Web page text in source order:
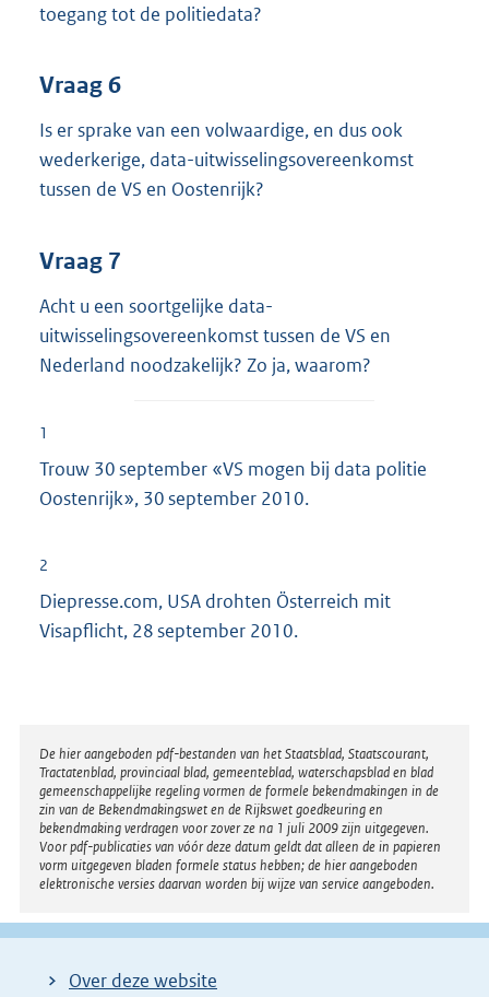
toegang tot de politiedata?
Vraag 6
Is er sprake van een volwaardige, en dus ook
wederkerige, data-uitwisselingsovereenkomst
tussen de VS en Oostenrijk?
Vraag 7
Acht u een soortgelijke data-
uitwisselingsovereenkomst tussen de VS en
Nederland noodzakelijk? Zo ja, waarom?
1
Trouw 30 september «VS mogen bij data politie
Oostenrijk», 30 september 2010.
2
Diepresse.com, USA drohten Österreich mit
Visapflicht, 28 september 2010.
Disclaimer
De hier aangeboden pdf-bestanden van het Staatsblad, Staatscourant,
Tractatenblad, provinciaal blad, gemeenteblad, waterschapsblad en blad
gemeenschappelijke regeling vormen de formele bekendmakingen in de
zin van de Bekendmakingswet en de Rijkswet goedkeuring en
bekendmaking verdragen voor zover ze na 1 juli 2009 zijn uitgegeven.
Voor pdf-publicaties van vóór deze datum geldt dat alleen de in papieren
vorm uitgegeven bladen formele status hebben; de hier aangeboden
elektronische versies daarvan worden bij wijze van service aangeboden.
Over deze website